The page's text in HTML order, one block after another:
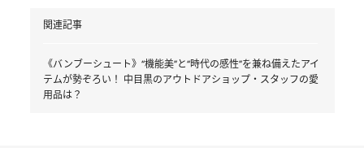
関連記事
《バンブーシュート》“機能美”と“時代の感性”を兼ね備えたアイ
テムが勢ぞろい！ 中目黒のアウトドアショップ・スタッフの愛
用品は？